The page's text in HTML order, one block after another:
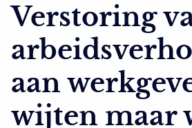
Verstoring
aan
wijten maar